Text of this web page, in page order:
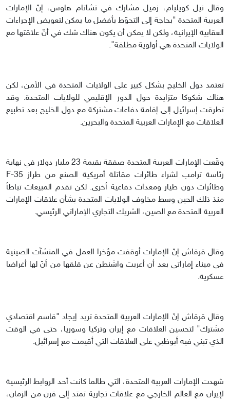
وقال نيل كويليام، زميل مشارك في تشاتام هاوس، إنّ الإمارات
العربية المتحدة "بحاجة إلى التحوّط بأفضل ما يمكن لتعويض الإجراءات
العقابية الإيرانية، ولكن لا يمكن أن يكون هناك شك في أنّ علاقتها مع
الولايات المتحدة هي أولوية مطلقة".
تعتمد دول الخليج بشكل كبير على الولايات المتحدة في الأمن، لكن
هناك شكوكا متزايدة حول الدور الإقليمي للولايات المتحدة. وقد
تطرقت إسرائيل إلى إقامة دفاعات مشتركة مع دول الخليج بعد تطبيع
العلاقات مع الإمارات العربية المتحدة والبحرين.
وقّعت الإمارات العربية المتحدة صفقة بقيمة 23 مليار دولار في نهاية
رئاسة ترامب لشراء طائرات مقاتلة أمريكية الصنع من طراز F-35
وطائرات دون طيار ومعدات دفاعية أخرى. لكن تقدم المبيعات تباطأ
منذ ذلك الحين وسط مخاوف الولايات المتحدة بشأن علاقات الإمارات
العربية المتحدة مع الصين، الشريك التجاري الإماراتي الرئيسي.
وقال قرقاش إنّ الإمارات أوقفت مؤخرا العمل في المنشآت الصينية
في ميناء إماراتي بعد أن أعربت واشنطن عن قلقها من أنّ لها أغراضا
عسكرية.
وقال قرقاش إنّ الإمارات العربية المتحدة تريد إيجاد "قاسم اقتصادي
مشترك" لتحسين العلاقات مع إيران وتركيا وسوريا، حتى في الوقت
الذي تبني فيه أبوظبي على العلاقات التي أقيمت مع إسرائيل.
شهدت الإمارات العربية المتحدة، التي طالما كانت أحد الروابط الرئيسية
لإيران مع العالم الخارجي مع علاقات تجارية تمتد إلى قرن من الزمان،